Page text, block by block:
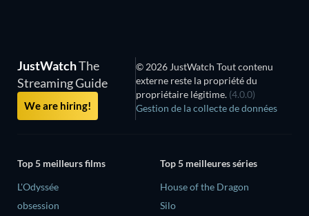
JustWatchThe
Streaming Guide
We are hiring!
© 2026 JustWatch Tout contenu
externe reste la propriété du
propriétaire légitime. (4.0.0)
Gestion de la collecte de données
Top 5 meilleurs films
L'Odyssée
obsession
Top 5 meilleures séries
House of the Dragon
Silo